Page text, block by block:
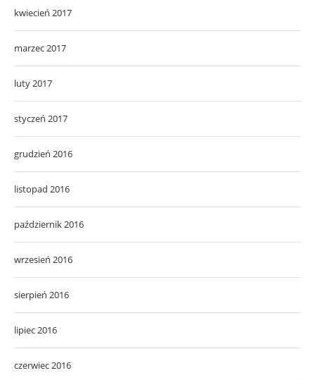
kwiecień 2017
marzec 2017
luty 2017
styczeń 2017
grudzień 2016
listopad 2016
październik 2016
wrzesień 2016
sierpień 2016
lipiec 2016
czerwiec 2016